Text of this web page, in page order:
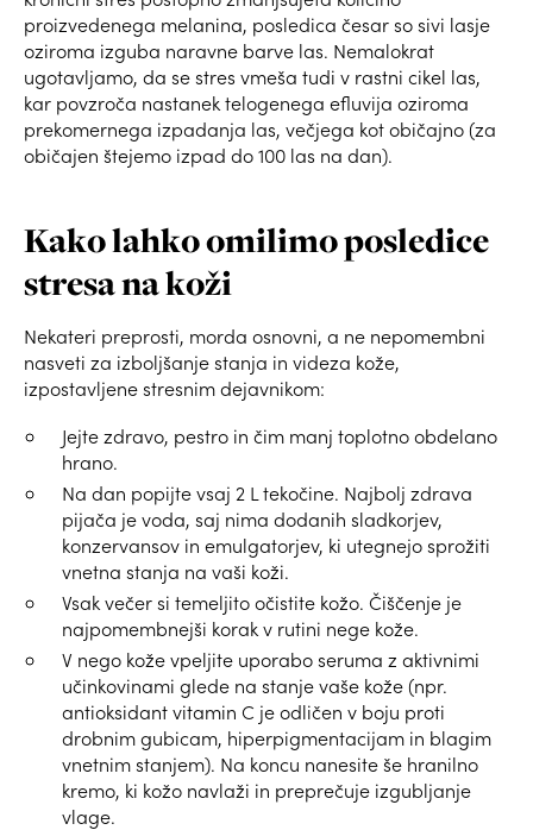
proizvedenega melanina, posledica česar so sivi lasje
oziroma izguba naravne barve las. Nemalokrat
ugotavljamo, da se stres vmeša tudi v rastni cikel las,
kar povzroča nastanek telogenega efluvija oziroma
prekomernega izpadanja las, večjega kot običajno (za
običajen štejemo izpad do 100 las na dan).
Kako lahko omilimo posledice
stresa na koži
Nekateri preprosti, morda osnovni, a ne nepomembni
nasveti za izboljšanje stanja in videza kože,
izpostavljene stresnim dejavnikom:
Jejte zdravo, pestro in čim manj toplotno obdelano
hrano.
Na dan popijte vsaj 2 L tekočine. Najbolj zdrava
pijača je voda, saj nima dodanih sladkorjev,
konzervansov in emulgatorjev, ki utegnejo sprožiti
vnetna stanja na vaši koži.
Vsak večer si temeljito očistite kožo. Čiščenje je
najpomembnejši korak v rutini nege kože.
V nego kože vpeljite uporabo seruma z aktivnimi
učinkovinami glede na stanje vaše kože (npr.
antioksidant vitamin C je odličen v boju proti
drobnim gubicam, hiperpigmentacijam in blagim
vnetnim stanjem). Na koncu nanesite še hranilno
kremo, ki kožo navlaži in preprečuje izgubljanje
vlage.